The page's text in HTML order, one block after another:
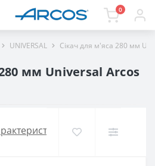
0
UNIVERSAL Сікач для м'яса 280 мм
мм Universal Arcos
Доставка і